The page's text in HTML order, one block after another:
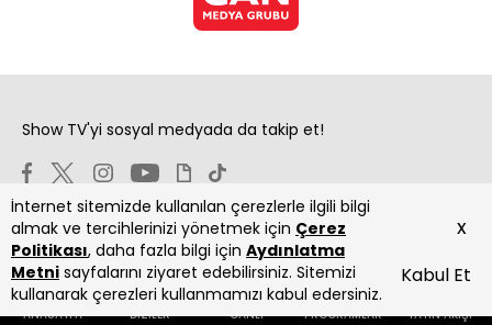
ANASAYFA DİZİLER CANLI PROGRAMLAR YAYIN AKIŞI
İnternet sitemizde kullanılan çerezlerle ilgili bilgi
almak ve tercihlerinizi yönetmek için Çerez
Politikası, daha fazla bilgi için Aydınlatma
Metni sayfalarını ziyaret edebilirsiniz. Sitemizi
kullanarak çerezleri kullanmamızı kabul edersiniz.
Kabul Et
x
Show TV'yi sosyal medyada da takip et!
Copyright 2026 Show Televizyon Yayıncılık A.Ş.